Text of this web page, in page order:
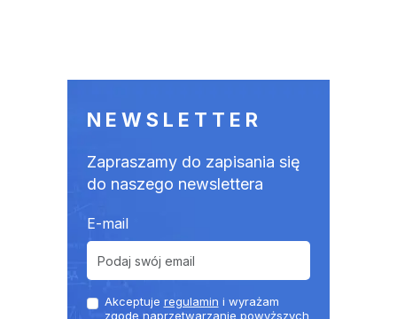
NEWSLETTER
Zapraszamy do zapisania się
do naszego newslettera
E-mail
Akceptuje regulamin i wyrażam
zgodę naprzetwarzanie powyższych